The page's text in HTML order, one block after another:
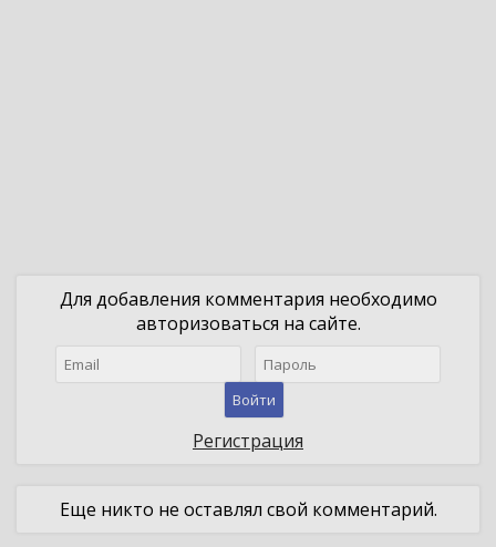
Для добавления комментария необходимо
авторизоваться на сайте.
Войти
Регистрация
Еще никто не оставлял свой комментарий.